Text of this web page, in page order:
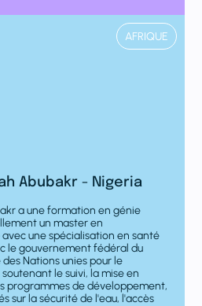
AFRIQUE
Abubakr - Nigeria
a une formation en génie
un master en
une spécialisation en santé
le gouvernement fédéral du
Nations unies pour le
le suivi, la mise en
programmes de développement,
sur la sécurité de l'eau, l'accès